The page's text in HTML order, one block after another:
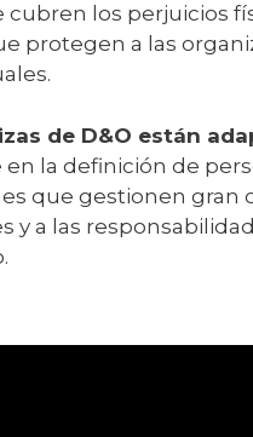
los perjuicios
protegen a las
de D&O están
la definición de
que gestionen gran
a las